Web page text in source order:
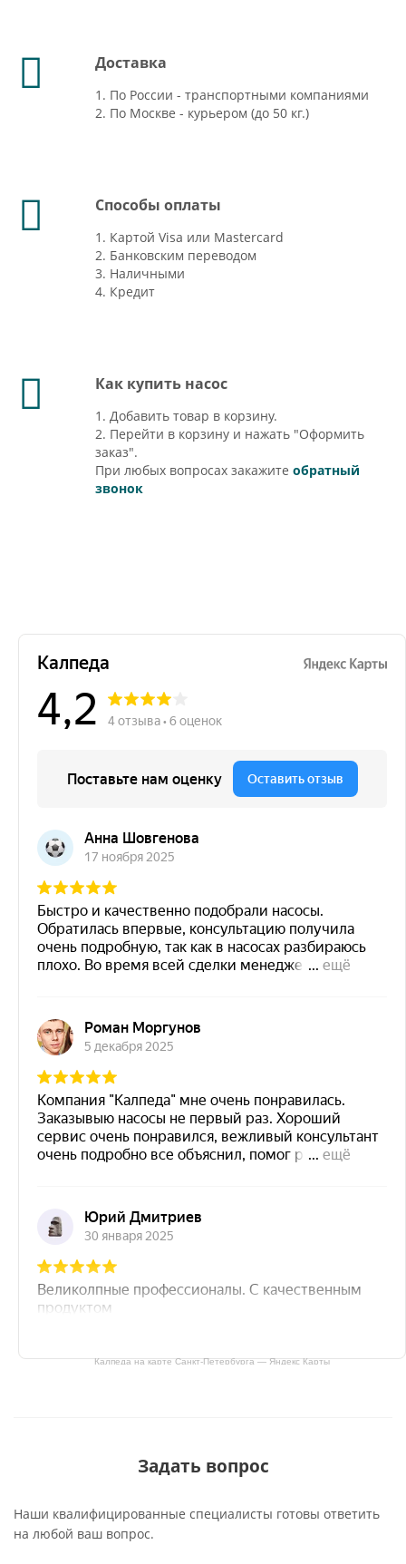
Доставка
1. По России - транспортными компаниями
2. По Москве - курьером (до 50 кг.)
Способы оплаты
1. Картой Visa или Mastercard
2. Банковским переводом
3. Наличными
4. Кредит
Как купить насос
1. Добавить товар в корзину.
2. Перейти в корзину и нажать "Оформить
заказ".
При любых вопросах закажите обратный
звонок
Калпеда на карте Санкт‑Петербурга — Яндекс Карты
Задать вопрос
Наши квалифицированные специалисты готовы ответить
на любой ваш вопрос.